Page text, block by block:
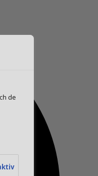
de